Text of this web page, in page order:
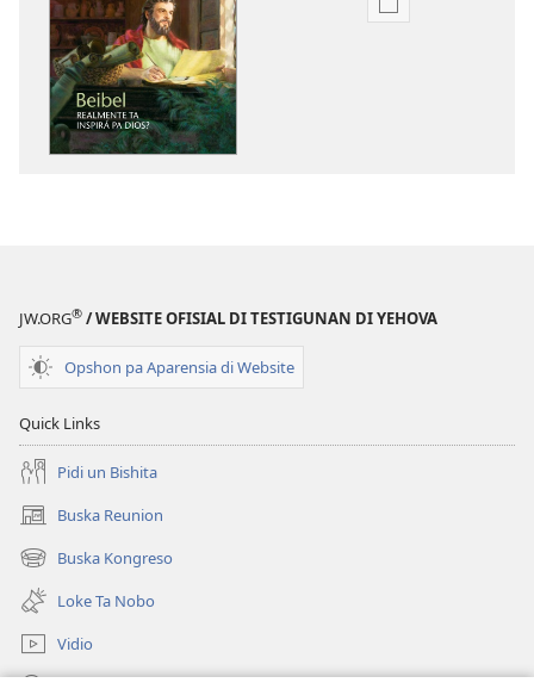
Opshon
JW.ORG® / WEBSITE OFISIAL DI TESTIGUNAN DI YEHOVA
Opshon pa Aparensia di Website
Quick Links
Pidi un Bishita
Buska Reunion
(opens
new
window)
Buska Kongreso
(opens
new
window)
Loke Ta Nobo
Vidio